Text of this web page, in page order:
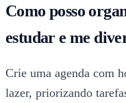
Como posso
estudar e me
Crie uma agenda com
lazer, priorizando